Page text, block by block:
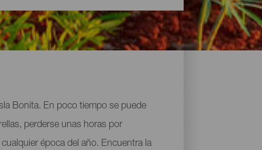
Bonita. En poco tiempo se puede
perderse unas horas por
época del año. Encuentra la